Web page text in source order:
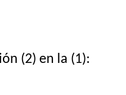
(2) en la (1):